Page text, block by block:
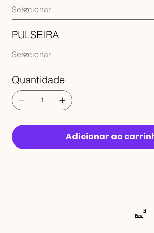
PULSEIRA
Quantidade
Adicionar ao
Faw
H